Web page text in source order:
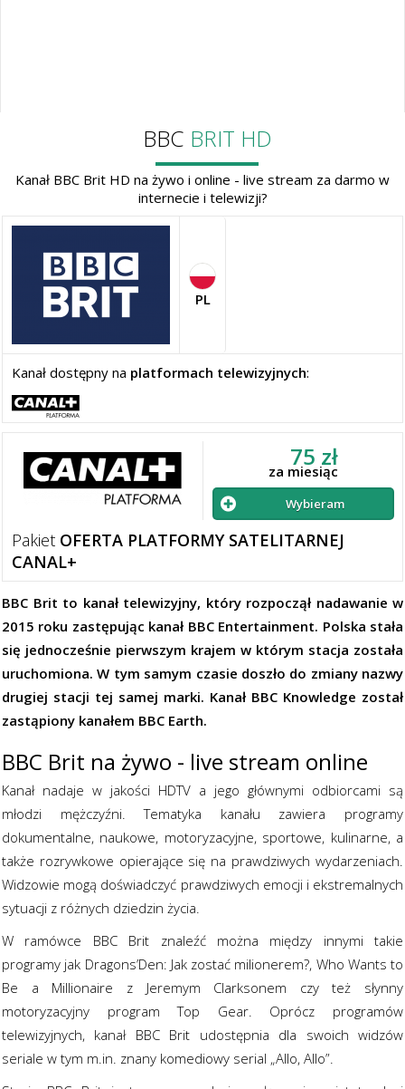
BBC BRIT HD
Kanał BBC Brit HD na żywo i online - live stream za darmo w
internecie i telewizji?
PL
Kanał dostępny na platformach telewizyjnych:
Pakiet OFERTA PLATFORMY SATELITARNEJ
CANAL+
75 zł
za miesiąc
Wybieram
BBC Brit to kanał telewizyjny, który rozpoczął nadawanie w
2015 roku zastępując kanał BBC Entertainment. Polska stała
się jednocześnie pierwszym krajem w którym stacja została
uruchomiona. W tym samym czasie doszło do zmiany nazwy
drugiej stacji tej samej marki. Kanał BBC Knowledge został
zastąpiony kanałem BBC Earth.
BBC Brit na żywo - live stream online
Kanał nadaje w jakości HDTV a jego głównymi odbiorcami są
młodzi mężczyźni. Tematyka kanału zawiera programy
dokumentalne, naukowe, motoryzacyjne, sportowe, kulinarne, a
także rozrywkowe opierające się na prawdziwych wydarzeniach.
Widzowie mogą doświadczyć prawdziwych emocji i ekstremalnych
sytuacji z różnych dziedzin życia.
W ramówce BBC Brit znaleźć można między innymi takie
programy jak Dragons’Den: Jak zostać milionerem?, Who Wants to
Be a Millionaire z Jeremym Clarksonem czy też słynny
motoryzacyjny program Top Gear. Oprócz programów
telewizyjnych, kanał BBC Brit udostępnia dla swoich widzów
seriale w tym m.in. znany komediowy serial „Allo, Allo”.